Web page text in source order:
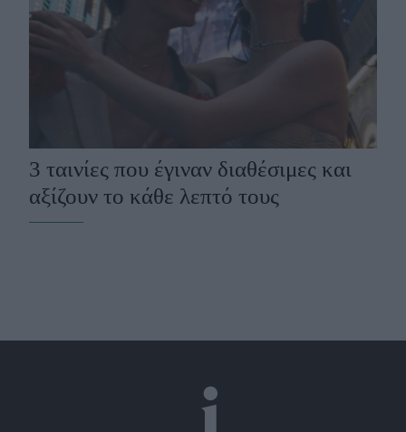
3 ταινίες που έγιναν διαθέσιμες και
αξίζουν το κάθε λεπτό τους